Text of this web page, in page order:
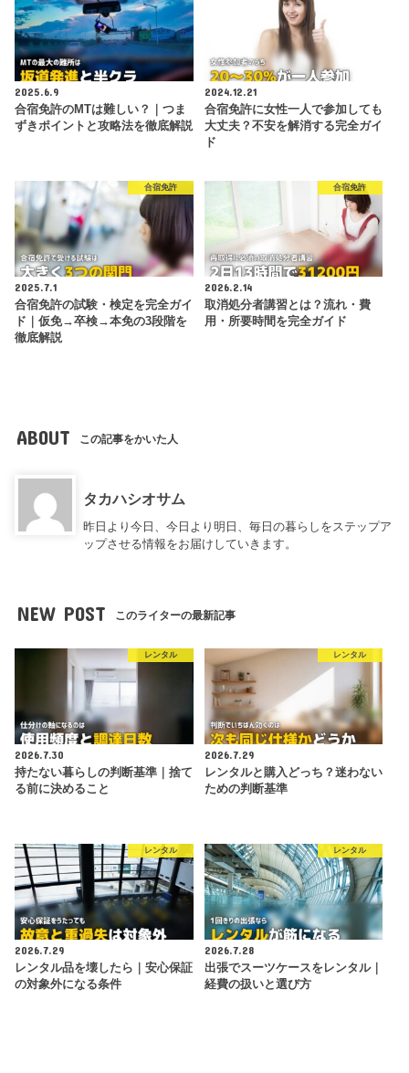
2025.6.9
合宿免許のMTは難しい？｜つま
ずきポイントと攻略法を徹底解説
2024.12.21
合宿免許に女性一人で参加しても
大丈夫？不安を解消する完全ガイ
ド
合宿免許
2025.7.1
合宿免許の試験・検定を完全ガイ
ド｜仮免→卒検→本免の3段階を
徹底解説
合宿免許
2026.2.14
取消処分者講習とは？流れ・費
用・所要時間を完全ガイド
ABOUT この記事をかいた人
タカハシオサム
昨日より今日、今日より明日、毎日の暮らしをステップア
ップさせる情報をお届けしていきます。
NEW POST このライターの最新記事
レンタル
2026.7.30
持たない暮らしの判断基準｜捨て
る前に決めること
レンタル
2026.7.29
レンタルと購入どっち？迷わない
ための判断基準
レンタル
2026.7.29
レンタル品を壊したら｜安心保証
の対象外になる条件
レンタル
2026.7.28
出張でスーツケースをレンタル｜
経費の扱いと選び方